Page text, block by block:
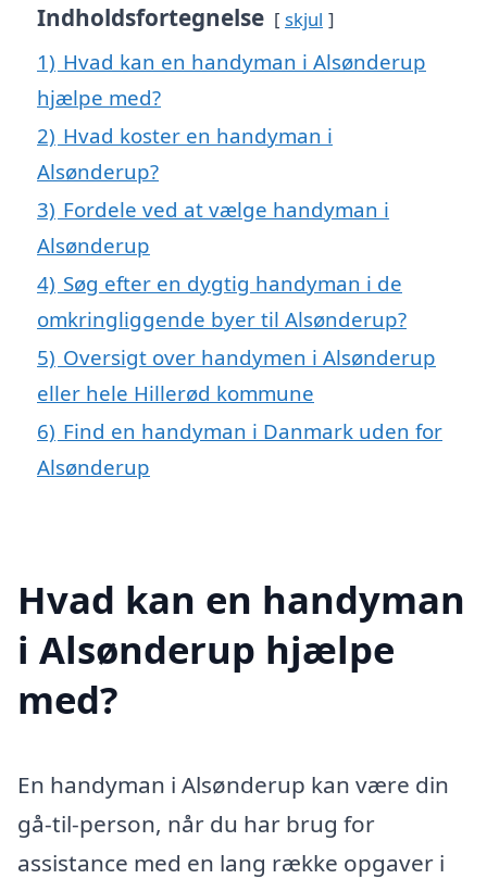
Indholdsfortegnelse skjul
1) Hvad kan en handyman i Alsønderup
hjælpe med?
2) Hvad koster en handyman i
Alsønderup?
3) Fordele ved at vælge handyman i
Alsønderup
4) Søg efter en dygtig handyman i de
omkringliggende byer til Alsønderup?
5) Oversigt over handymen i Alsønderup
eller hele Hillerød kommune
6) Find en handyman i Danmark uden for
Alsønderup
Hvad kan en handyman
i Alsønderup hjælpe
med?
En handyman i Alsønderup kan være din
gå-til-person, når du har brug for
assistance med en lang række opgaver i